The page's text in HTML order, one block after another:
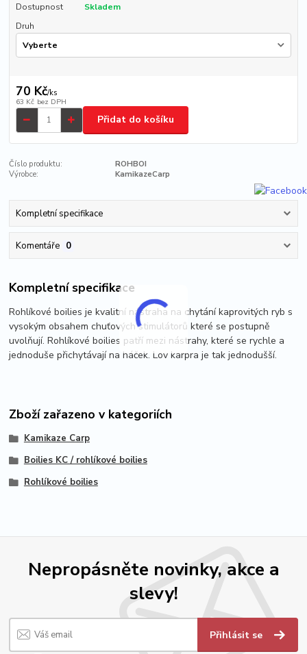
Dostupnost
Skladem
Druh
70 Kč/ks
63 Kč bez DPH
Přidat do košíku
Číslo produktu:
ROHBOI
Výrobce:
KamikazeCarp
Kompletní specifikace
Komentáře 0
Kompletní specifikace
Rohlíkové boilies je kvalitní nástraha na chytání kaprovitých ryb s
vysokým obsahem chuťových stimulátorů které se postupně
uvolňují. Rohlíkové boilies patří mezi nástrahy, které se rychle a
jednoduše přichytávají na háček. Lov karpra je tak jednodušší.
Zboží zařazeno v kategoriích
Kamikaze Carp
Boilies KC / rohlíkové boilies
Rohlíkové boilies
Nepropásněte novinky, akce a
slevy!
Přihlásit se